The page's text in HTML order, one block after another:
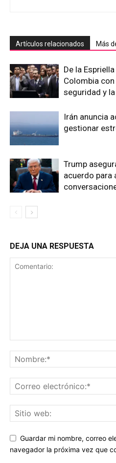
Artículos relacionados Más
De la
Colombia
seguridad y
Irán anuncia
gestionar
Trump
acuerdo para
DEJA UNA RESPUESTA
Guardar mi nombre, correo
navegador la próxima vez que